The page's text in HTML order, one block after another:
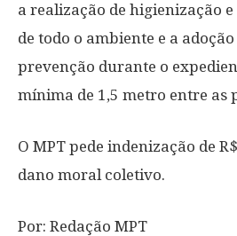
a realização de higienização
de todo o ambiente e a
prevenção durante o
mínima de 1,5 metro entre as
O MPT pede indenização de
dano moral coletivo.
Por: Redação MPT